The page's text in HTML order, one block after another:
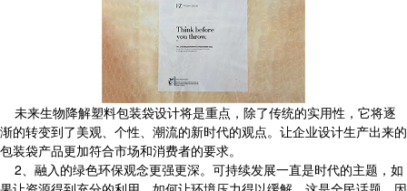
未来生物降解塑料包装袋设计将是重点，除了传统的实用性，它将逐
渐的转变到了美观、个性、潮流的新时代的观点。让企业设计生产出来的
包装袋产品更加符合市场和消费者的要求。
2、融入的绿色环保观念更强更深。可持续发展一直是时代的主题，如